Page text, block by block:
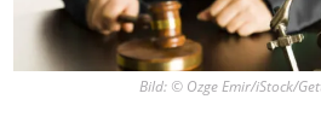
Bild: © Ozge Emir/iStock/